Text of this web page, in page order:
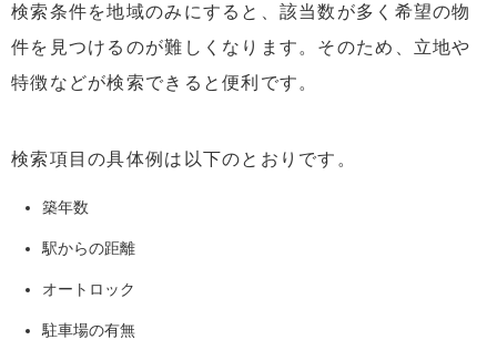
検索条件を地域のみにすると、該当数が多く希望の物
件を見つけるのが難しくなります。そのため、立地や
特徴などが検索できると便利です。
検索項目の具体例は以下のとおりです。
築年数
駅からの距離
オートロック
駐車場の有無